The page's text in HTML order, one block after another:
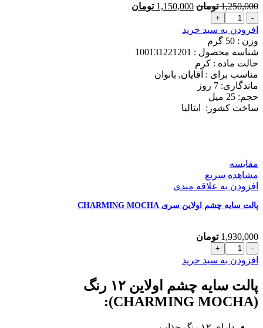
1,250,000 تومان قیمت
1,150,000 تومان
کرم
دئودورانت
کلیون
مدل
SEVEN
DAYS
حجم
25
میل
افزودن به سبد خرید
وزن : 50
گرم
شناسه محصول : 100131221201
حالت ماده : کرم
مناسب برای : آقایان, بانوان
ماندگاری: 7
روز
حجم: 25
میل
ساخت کشور:
ایتالیا
مقایسه
مشاهده سریع
افزودن به علاقه مندی
پالت سایه چشم اولاین سری CHARMING MOCHA
1,930,000 تومان
پالت
سایه
سری
CHARMING
عدد
افزودن به سبد خرید
پالت سایه چشم اولاین ۱۲ رنگ
(CHARMING MOCHA):